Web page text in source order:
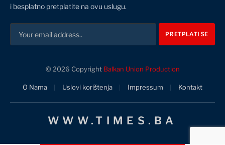
i besplatno pretplatite na ovu uslugu.
© 2026 Copyright Balkan Union Production
O Nama Uslovi korištenja Impressum Kontakt
WWW.TIMES.BA